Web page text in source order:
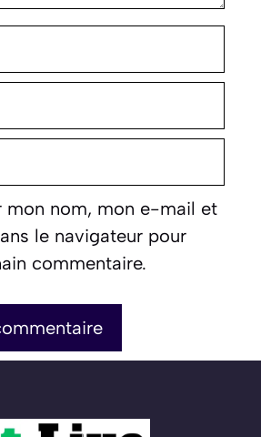
mon nom, mon e-mail et
le navigateur pour
commentaire.